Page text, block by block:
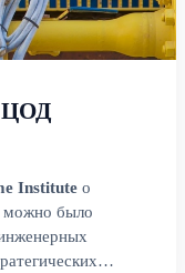
ЦОД
Institute о
можно было